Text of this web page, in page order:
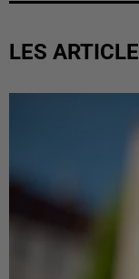
LES